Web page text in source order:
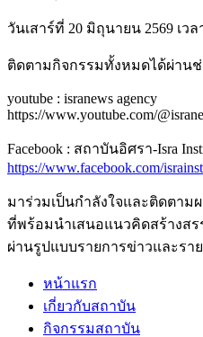
วันเสาร์ที่ 20 มิถุนายน 2569 เวล
ติดตามกิจกรรมทั้งหมดได้ผ่าน
youtube : isranews agency
https://www.youtube.com/
Facebook : สถาบันอิศรา-Isra
https://www.facebook.com/
มาร่วมเป็นกำลังใจและติดตาม
ที่พร้อมนำเสนอแนวคิดสร้างส
ผ่านรูปแบบรายการข่าวและรา
หน้าแรก
เกี่ยวกับสถาบัน
กิจกรรมสถาบัน